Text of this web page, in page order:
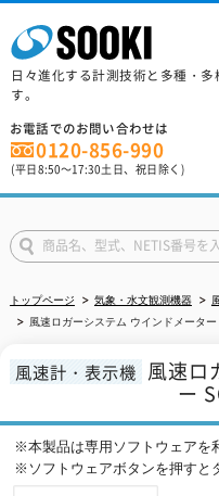
日々進化する計測技術と多種・
す。
お電話でのお問い合わせは
0120-856-990
(平日8:50～17:30土日、祝日除く)
トップページ 気象・水文観測機器
風速ロガーシステム ウインドメータ
風速計・表示機 風速ロ
ー
※本製品は専用ソフトウェアを
※ソフトウェアボタンを押すと